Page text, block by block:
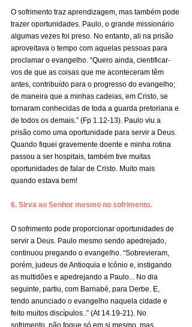
O sofrimento traz aprendizagem, mas também pode
trazer oportunidades. Paulo, o grande missionário
algumas vezes foi preso. No entanto, ali na prisão
aproveitava o tempo com aquelas pessoas para
proclamar o evangelho. “Quero ainda, cientificar-
vos de que as coisas que me aconteceram têm
antes, contribuído para o progresso do evangelho;
de maneira que a minhas cadeias, em Cristo, se
tornaram conhecidas de toda a guarda pretoriana e
de todos os demais.” (Fp 1.12-13). Paulo viu a
prisão como uma oportunidade para servir a Deus.
Quando fiquei gravemente doente e minha rotina
passou a ser hospitais, também tive muitas
oportunidades de falar de Cristo. Muito mais
quando estava bem!
6. Sirva ao Senhor mesmo no sofrimento.
O sofrimento pode proporcionar oportunidades de
servir a Deus. Paulo mesmo sendo apedrejado,
continuou pregando o evangelho. “Sobrevieram,
porém, judeus de Antioquia e Icônio e, instigando
as multidões e apedrejando a Paulo... No dia
seguinte, partiu, com Barnabé, para Derbe. E,
tendo anunciado o evangelho naquela cidade e
feito muitos discípulos..” (At 14.19-21). No
sofrimento, não foque só em si mesmo, mas